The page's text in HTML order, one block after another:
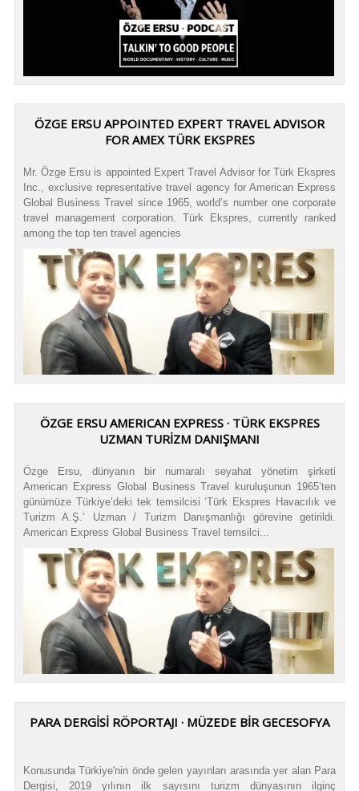
ÖZGE ERSU APPOINTED EXPERT TRAVEL ADVISOR
FOR AMEX TÜRK EKSPRES
Mr. Özge Ersu is appointed Expert Travel Advisor for Türk Ekspres
Inc., exclusive representative travel agency for American Express
Global Business Travel since 1965, world’s number one corporate
travel management corporation. Türk Ekspres, currently ranked
among the top ten travel agencies
ÖZGE ERSU AMERICAN EXPRESS · TÜRK EKSPRES
UZMAN TURİZM DANIŞMANI
Özge Ersu, dünyanın bir numaralı seyahat yönetim şirketi
American Express Global Business Travel kuruluşunun 1965’ten
günümüze Türkiye’deki tek temsilcisi ‘Türk Ekspres Havacılık ve
Turizm A.Ş.’ Uzman / Turizm Danışmanlığı görevine getirildi.
American Express Global Business Travel temsilci...
PARA DERGİSİ RÖPORTAJI · MÜZEDE BİR GECESOFYA
Konusunda Türkiye'nin önde gelen yayınları arasında yer alan Para
Dergisi, 2019 yılının ilk sayısını turizm dünyasının ilginç